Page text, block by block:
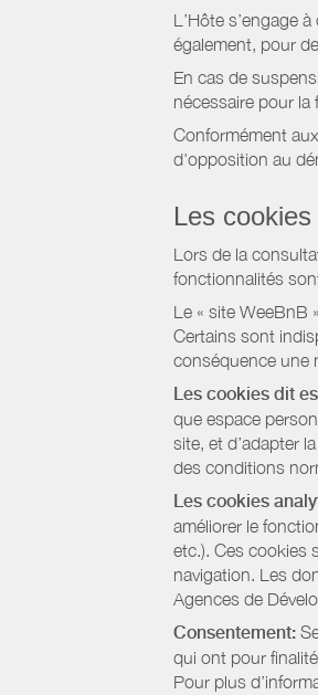
L’Hôte s’engage
également, pour
En cas de
nécessaire pour
Conformément
d'opposition au
Les cookies
Lors de la
fonctionnalités
Le « site WeeBnB
Certains sont
conséquence une
Les cookies dit
que espace
site, et d’adapter
des conditions
Les cookies
améliorer le
etc.). Ces cookies
navigation. Les
Agences de
Consentement:
qui ont pour
Pour plus